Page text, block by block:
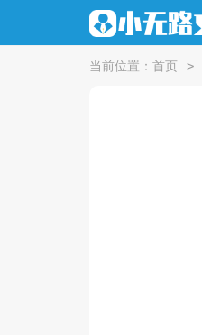
当前位置： 首页 >